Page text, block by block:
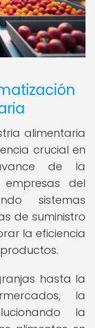
alimentaria
crucial en
de la
del
sistemas
de suministro
la eficiencia
hasta la
la
la